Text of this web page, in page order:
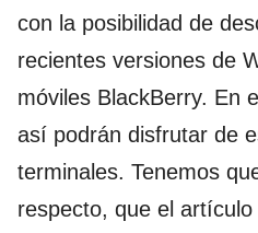
con la posibilidad de
recientes versiones de
móviles BlackBerry. En
así podrán disfrutar de
terminales. Tenemos
respecto, que el